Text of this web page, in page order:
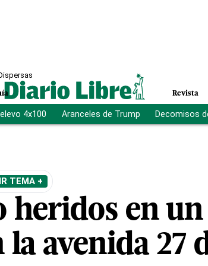
Revista
4x100 Aranceles de Trump Decomisos
TEMA +
heridos en
avenida 27